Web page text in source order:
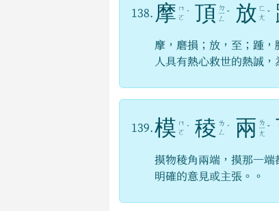
138. 摩 ㄇ
ㄛ ˊ 頂 ㄉ
ㄧ
ㄥ
ˇ 放 ㄈ
ㄤ ˇ
摩，磨損；放，至；踵
人具有熱心救世的熱誠，
139. 模 ㄇ
ㄛ ˊ 稜 ㄌ
ㄥ
ˊ 兩 ㄌ
ㄧ
ㄤ
ˇ
摸物稜角兩端，摸那一
明確的意見或主張。。